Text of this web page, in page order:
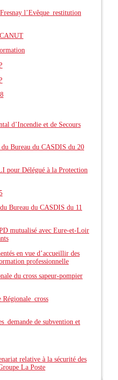
l’Evêque_restitution
CANUT
d’Incendie et de Secours
Bureau du CASDIS du 20
pour Délégué à la Protection
Bureau du CASDIS du 11
mutualisé avec Eure-et-Loir
en vue d’accueillir des
professionnelle
du cross sapeur-pompier
de subvention et
relative à la sécurité des
La Poste